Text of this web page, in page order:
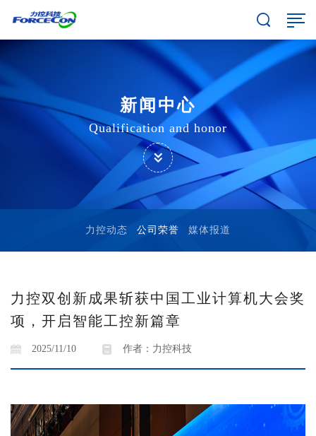
新闻中心
Qualification and honor
力控动态 公司荣誉 媒体报道
力控双创新成果斩获中国工业计算机大会奖
项，开启智能工控新篇章
2025/11/10 作者：力控科技